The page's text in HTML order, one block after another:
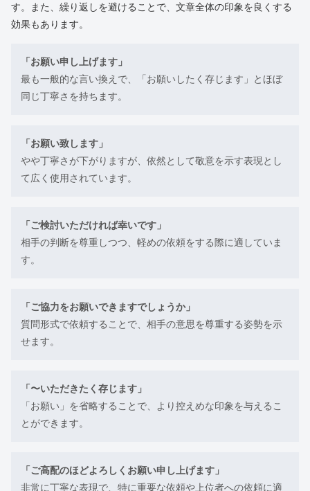
す。また、繰り返しを避けることで、文章全体の印象を良くする
効果もあります。
「お願い申し上げます」
最も一般的な言い換えで、「お願いしたく存じます」とほぼ
同じ丁寧さを持ちます。
「お願い致します」
やや丁寧さが下がりますが、依然として敬意を示す表現とし
て広く使用されています。
「ご検討いただければ幸いです」
相手の判断を尊重しつつ、軽めの依頼をする際に適していま
す。
「ご協力をお願いできますでしょうか」
質問形式で依頼することで、相手の意思を尊重する姿勢を示
せます。
「〜いただきたく存じます」
「お願い」を省略することで、より控えめな印象を与えるこ
とができます。
「ご高配のほどよろしくお願い申し上げます」
非常に丁寧な表現で、特に重要な依頼や上位者への依頼に適